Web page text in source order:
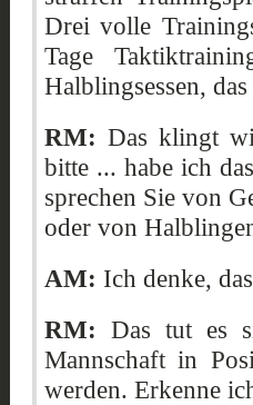
Drei volle
Tage
Halblingsessen,
RM: Das klingt
bitte ... habe ich
sprechen Sie von
oder von
AM: Ich denke,
RM: Das tut es
Mannschaft in
werden. Erkenne